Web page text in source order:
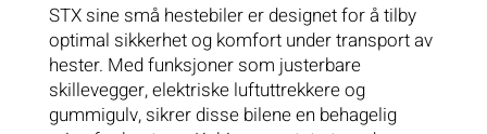
STX sine små hestebiler er designet for å tilby
optimal sikkerhet og komfort under transport av
hester. Med funksjoner som justerbare
skillevegger, elektriske luftuttrekkere og
gummigulv, sikrer disse bilene en behagelig